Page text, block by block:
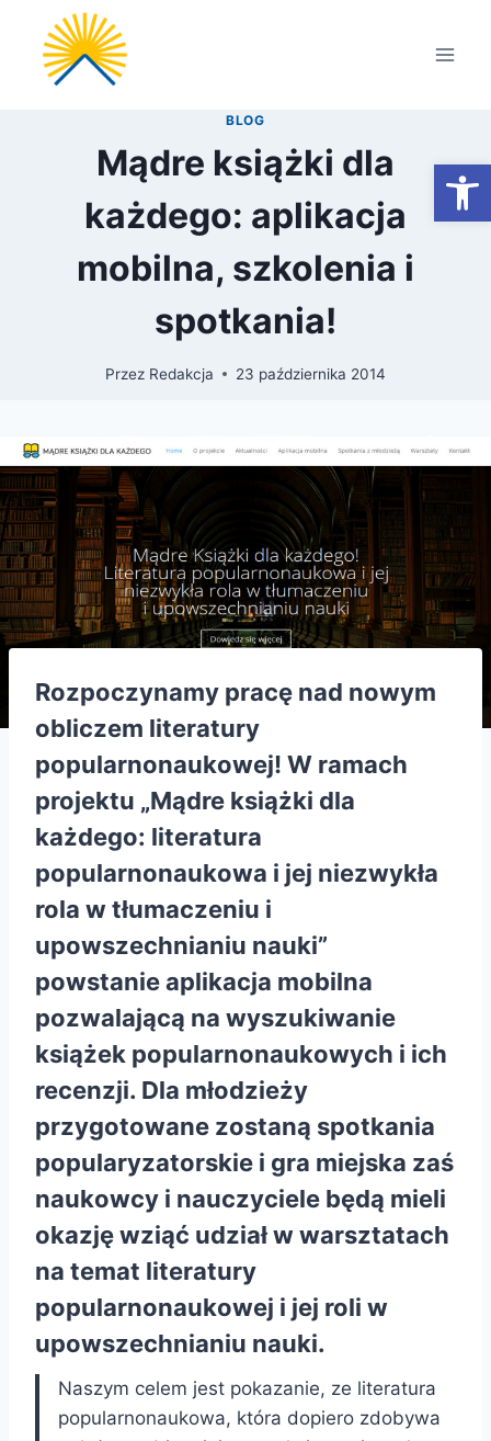
Przejdź
treści
BLOG
Mądre książki dla
każdego: aplikacja
mobilna, szkolenia i
spotkania!
Przez Redakcja 23 października 2014
Rozpoczynamy pracę nad nowym
obliczem literatury
popularnonaukowej! W ramach
projektu „Mądre książki dla
każdego: literatura
popularnonaukowa i jej niezwykła
rola w tłumaczeniu i
upowszechnianiu nauki”
powstanie aplikacja mobilna
pozwalającą na wyszukiwanie
książek popularnonaukowych i ich
recenzji. Dla młodzieży
przygotowane zostaną spotkania
popularyzatorskie i gra miejska zaś
naukowcy i nauczyciele będą mieli
okazję wziąć udział w warsztatach
na temat literatury
popularnonaukowej i jej roli w
upowszechnianiu nauki.
Naszym celem jest pokazanie, ze literatura
popularnonaukowa, która dopiero zdobywa